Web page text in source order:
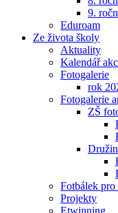
9.
Eduroam
Ze života školy
Aktuality
Kalendář
Fotogalerie
rok
Fotogalerie
ZŠ
Fotbálek pro
Projekty
Etwinning